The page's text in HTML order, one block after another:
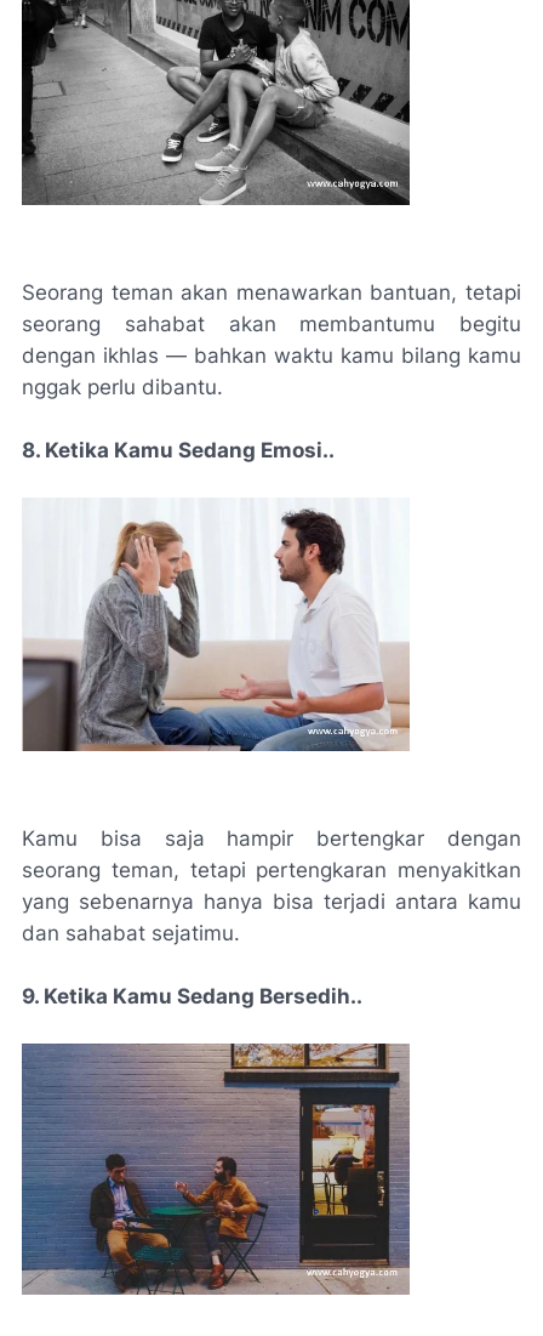
Seorang teman akan menawarkan bantuan, tetapi
seorang sahabat akan membantumu begitu
dengan ikhlas — bahkan waktu kamu bilang kamu
nggak perlu dibantu.
8. Ketika Kamu Sedang Emosi..
Kamu bisa saja hampir bertengkar dengan
seorang teman, tetapi pertengkaran menyakitkan
yang sebenarnya hanya bisa terjadi antara kamu
dan sahabat sejatimu.
9. Ketika Kamu Sedang Bersedih..